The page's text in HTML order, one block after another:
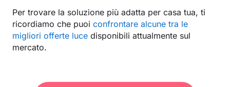
Per trovare la soluzione più adatta per casa tua, ti
ricordiamo che puoi confrontare alcune tra le
migliori offerte luce disponibili attualmente sul
mercato.